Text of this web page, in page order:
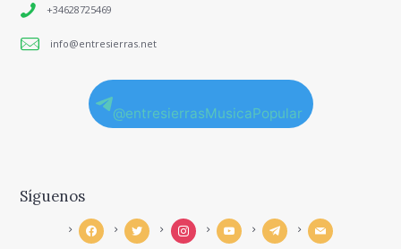
+34628725469
info@entresierras.net
@entresierrasMusicaPopular
Síguenos
facebook twitter instagramyoutube telegram mail